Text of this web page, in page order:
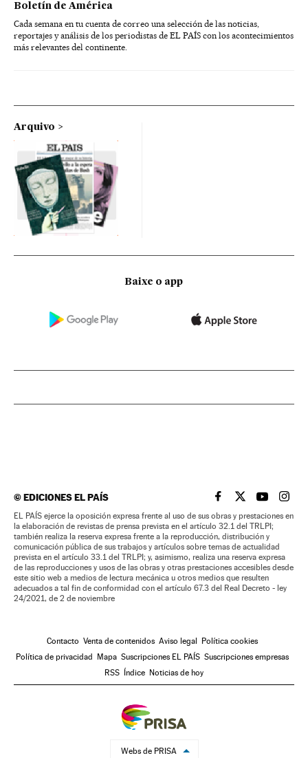
Boletín de América
Cada semana en tu cuenta de correo una selección de las noticias,
reportajes y análisis de los periodistas de EL PAÍS con los acontecimientos
más relevantes del continente.
Arquivo
Baixe o app
©EDICIONES EL PAÍS EL PAÍS BRASIL EN
EL PAÍSEL PAÍS
EL
EL PAÍS ejerce la oposición expresa frente al uso de sus obras y prestaciones en
la elaboración de revistas de prensa prevista en el artículo 32.1 del TRLPI;
también realiza la reserva expresa frente a la reproducción, distribución y
comunicación pública de sus trabajos y artículos sobre temas de actualidad
prevista en el artículo 33.1 del TRLPI; y, asimismo, realiza una reserva expresa
de las reproducciones y usos de las obras y otras prestaciones accesibles desde
este sitio web a medios de lectura mecánica u otros medios que resulten
adecuados a tal fin de conformidad con el artículo 67.3 del Real Decreto - ley
24/2021, de 2 de noviembre
Contacto Venta de contenidos Aviso legal
Política cookies
Política de privacidad
Mapa Suscripciones EL PAÍS Suscripciones empresas
RSS
Índice Noticias de hoy
Webs de PRISA